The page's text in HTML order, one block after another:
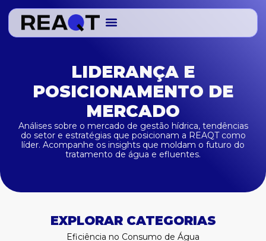
para
conteúdo
LIDERANÇA E
POSICIONAMENTO DE
MERCADO
Análises sobre o mercado de gestão hídrica, tendências
do setor e estratégias que posicionam a REAQT como
líder. Acompanhe os insights que moldam o futuro do
tratamento de água e efluentes.
EXPLORAR CATEGORIAS
Eficiência no Consumo de Água